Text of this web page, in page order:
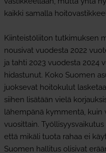
kaikki samalla
Kiinteistöliiton tutkimuksen
nousivat vuodesta 2022
ja tahti 2023 vuodesta 2024
hidastunut. Koko Suomen
juoksevat hoitokulut
siihen lisätään vielä
lähempänä kymmentä, kuin
vuosittain.
että mikäli tuota rahaa ei
Suomen hallitus olisivat